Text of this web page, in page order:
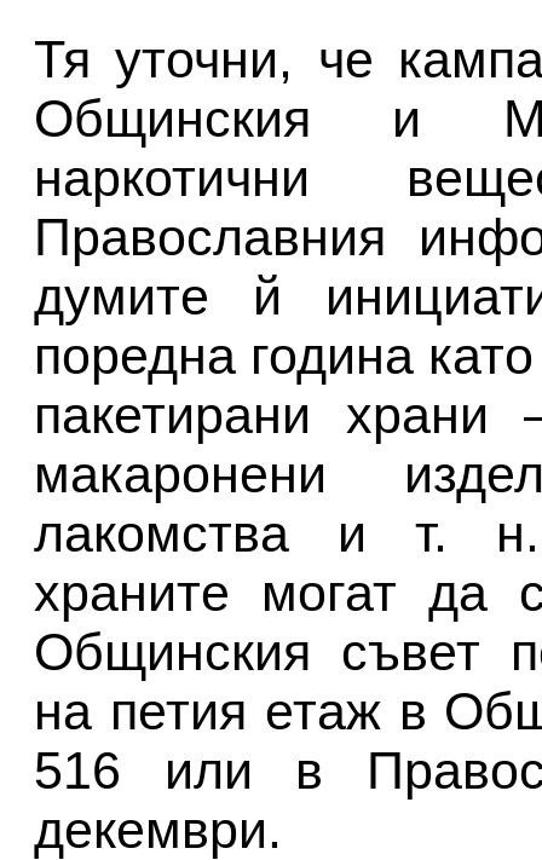
Тя уточни, че
Общинския и
наркотични
Православния
думите й
поредна година
пакетирани
макаронени
лакомства и т.
храните могат да
Общинския съвет
на петия етаж в
516 или в
декември.